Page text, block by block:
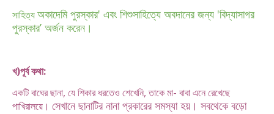
সাহিত্যঅকাদেমি পুরস্কার' এবং শিশুসাহিত্যে অবদানের জন্য 'বিদ্যাসাগর
পুরস্কার’ অর্জন করেন।
খ)পূর্ব কথা:
একটি বাঘের ছানা, যে শিকার ধরতেও শেখেনি, তাকে মা- বাবা এনে রেখেছে
পাখিরালয়ে। সেখানে ছানাটির নানা প্রকারের সমস্যা হয়। সবথেকে বড়ো